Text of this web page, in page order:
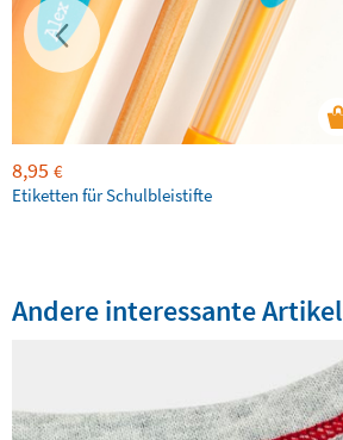
8,95 €
Etiketten für Schulbleistifte
Andere interessante Artikel